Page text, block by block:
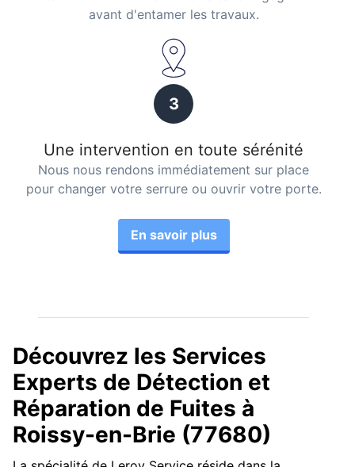
avant d'entamer les travaux.
3
Une intervention en toute sérénité
Nous nous rendons immédiatement sur place
pour changer votre serrure ou ouvrir votre porte.
En savoir plus
Découvrez les Services
Experts de Détection et
Réparation de Fuites à
Roissy-en-Brie (77680)